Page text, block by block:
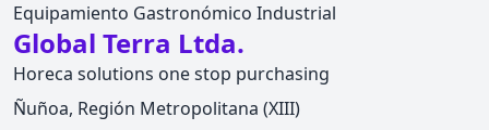
Equipamiento Gastronómico Industrial
Global Terra Ltda.
Horeca solutions one stop purchasing
Ñuñoa, Región Metropolitana (XIII)